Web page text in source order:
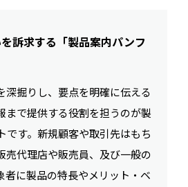
訴求する「製品案内パンフ
深掘りし、要点を明確に伝える
まで提供する役割を担うのが製
です。新規顧客や取引先はもち
売代理店や販売員、及び一般の
者に製品の特長やメリット・ベ